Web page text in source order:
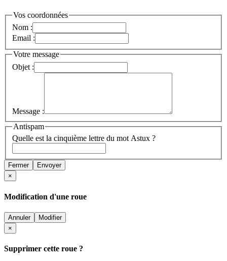
Vos coordonnées
Nom :
Email :
Votre message
Objet :
Message :
Antispam
Quelle est la cinquième lettre du mot Astux ?
Fermer
Envoyer
×
Modification d'une roue
Annuler
Modifier
×
Supprimer cette roue ?